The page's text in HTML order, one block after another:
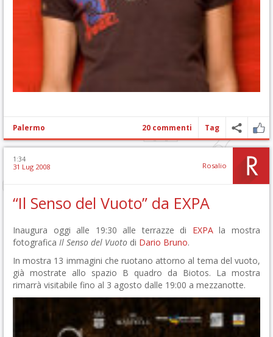
Palermo 20 commenti Tag
1:34
31 Lug 2008 Rosalio
“Il Senso del Vuoto” da EXPA
Inaugura oggi alle 19:30 alle terrazze di EXPAla mostra
fotografica Il Senso del Vuoto di Dario Bruno.
In mostra 13 immagini che ruotano attorno al tema del vuoto,
già mostrate allo spazio B quadro da Biotos. La mostra
rimarrà visitabile fino al 3 agosto dalle 19:00 a mezzanotte.